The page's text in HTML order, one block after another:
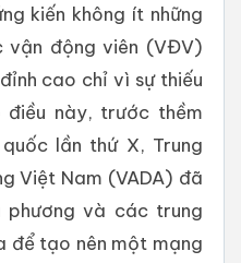
kiến không ít những
động viên (VĐV)
cao chỉ vì sự thiếu
điều này, trước thềm
lần thứ X, Trung
Việt Nam (VADA) đã
và các trung
để tạo nên một mạng